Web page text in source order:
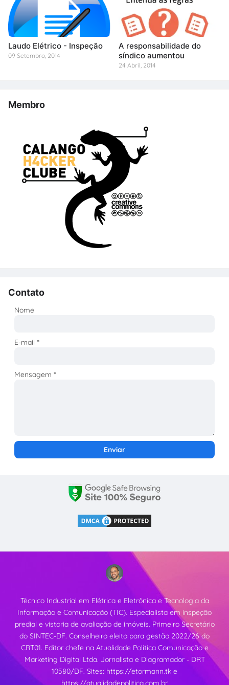
Laudo Elétrico - Inspeção
09 Setembro, 2014
A responsabilidade do
síndico aumentou
24 Abril, 2014
Membro
Contato
Nome
E-mail*
Mensagem*
Técnico Industrial em Elétrica e Eletrônica e Tecnologia da
Informação e Comunicação (TIC). Especialista em inspeção
predial e vistoria de avaliação de imóveis. Primeiro Secretário
do SINTEC-DF. Conselheiro eleito para gestão 2022/26 do
CRT01. Editor chefe na Atualidade Política Comunicação e
Marketing Digital Ltda. Jornalista e Diagramador - DRT
10580/DF. Sites: https://etormann.tk e